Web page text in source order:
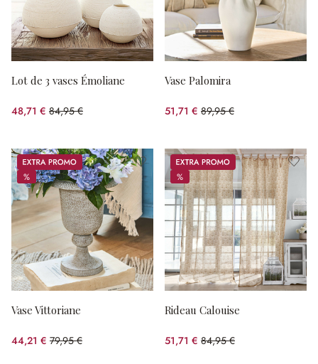
Lot de 3 vases Émoliane
48,71 € 84,95 €
(42.66%spared)
Vase Palomira
51,71 € 89,95 €
(42.51%spared)
Promos
%
%
Vase Vittoriane
44,21 € 79,95 €
(44.7%spared)
Promos
%
%
Rideau Calouise
51,71 € 84,95 €
(39.13%spared)